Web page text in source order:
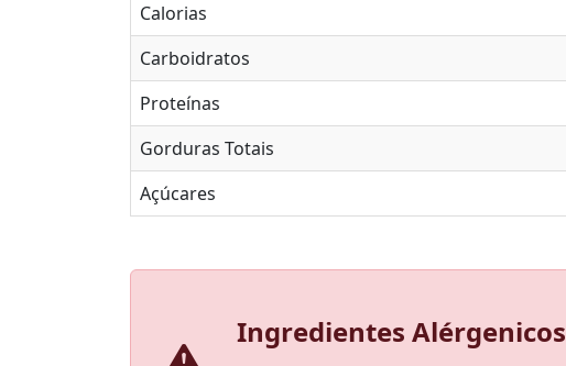
Calorias
Carboidratos
Proteínas
Gorduras Totais
Açúcares
Ingredientes Alérgenicos